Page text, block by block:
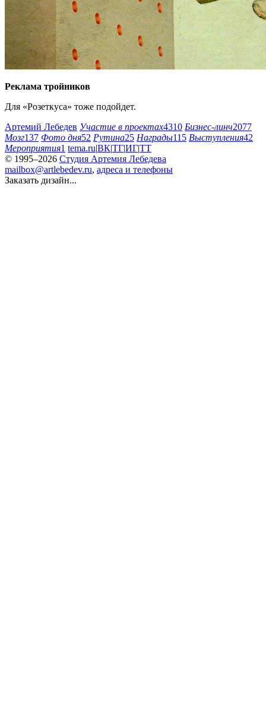
Реклама тройников
Для «Розеткуса» тоже подойдет.
Артемий Лебедев Участие в проектах4310 Бизнес-линч2077
Мозг137 Фото дня52 Рутина25 Награды115 Выступления42
Мероприятия1 tema.ru|ВК|ТГ|ИГ|ТТ
© 1995–2026 Студия Артемия Лебедева
mailbox@artlebedev.ru, адреса и телефоны
Заказать дизайн...